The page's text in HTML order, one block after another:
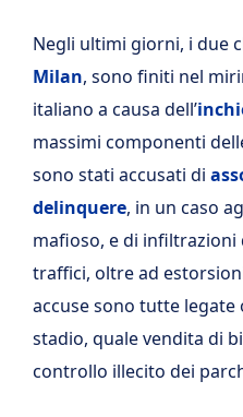
Negli ultimi giorni, i due
Milan, sono finiti nel
italiano a causa dell’
massimi componenti
sono stati accusati di
delinquere, in un caso
mafioso, e di infiltrazioni
traffici, oltre ad
accuse sono tutte legate
stadio, quale vendita di
controllo illecito dei